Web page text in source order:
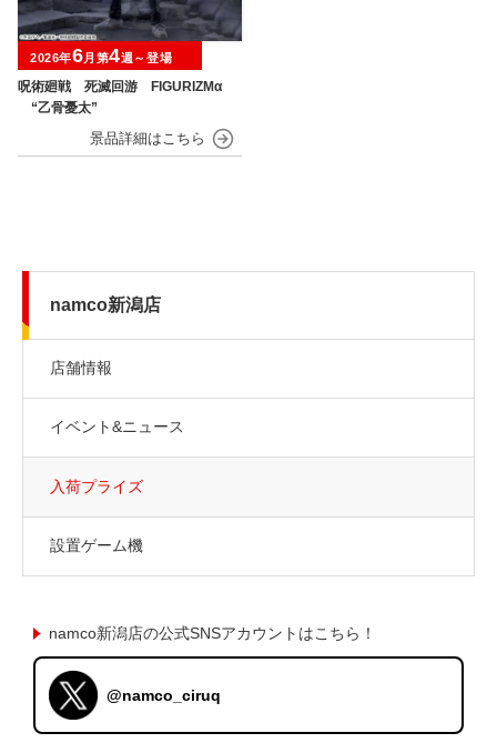
呪術廻戦 死滅回游 FIGURIZMα
“乙骨憂太”
2026年6月第4週～登場
namco新潟店
店舗情報
イベント&ニュース
入荷プライズ
設置ゲーム機
namco新潟店の公式SNSアカウントはこちら！
@namco_ciruq